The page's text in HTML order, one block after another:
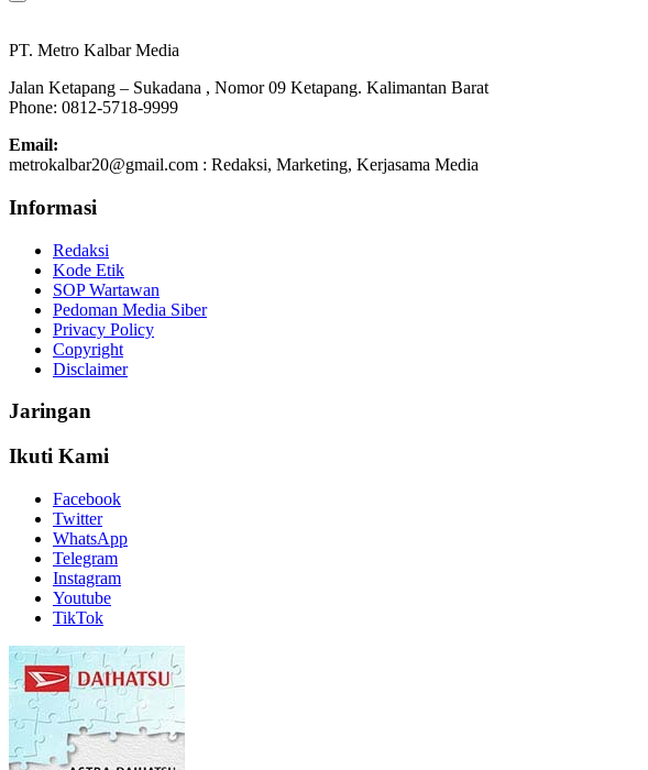
PT. Metro Kalbar Media
Jalan Ketapang – Sukadana , Nomor 09 Ketapang. Kalimantan Barat
Phone: 0812-5718-9999
Email:
metrokalbar20@gmail.com : Redaksi, Marketing, Kerjasama Media
Informasi
Redaksi
Kode Etik
SOP Wartawan
Pedoman Media Siber
Privacy Policy
Copyright
Disclaimer
Jaringan
Ikuti Kami
Facebook
Twitter
WhatsApp
Telegram
Instagram
Youtube
TikTok